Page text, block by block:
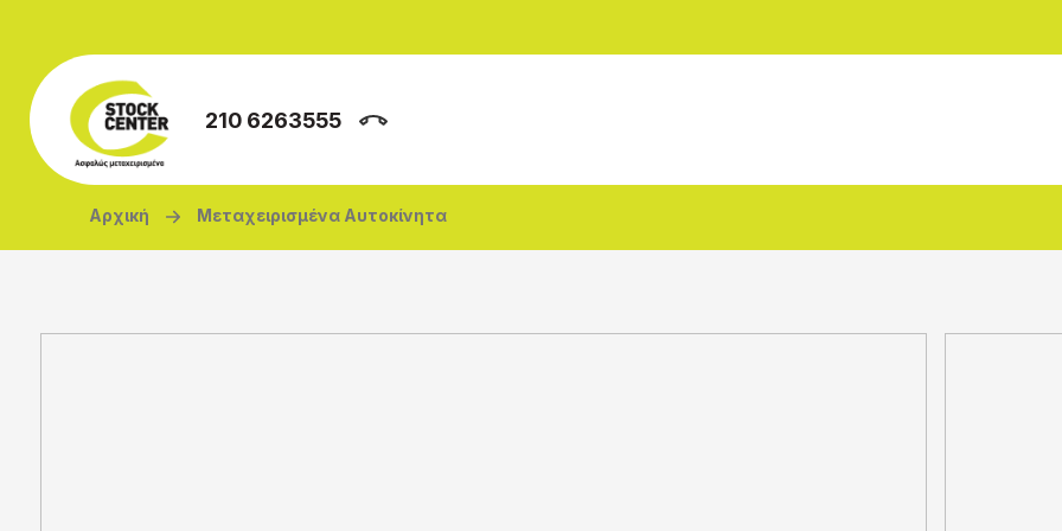
210 6263555
Breadcrumb
Αρχική Μεταχειρισμένα Αυτοκίνητα